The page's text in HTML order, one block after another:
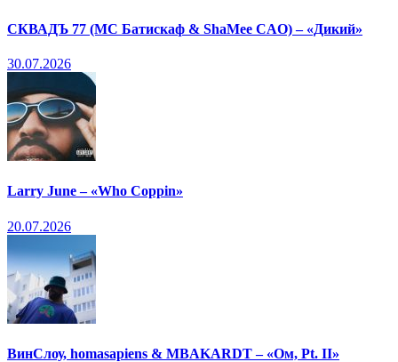
СКВАДЪ 77 (МС Батискаф & ShaMee CAO) – «Дикий»
30.07.2026
Larry June – «Who Coppin»
20.07.2026
ВинСлоу, homasapiens & MBAKARDT – «Ом, Pt. II»